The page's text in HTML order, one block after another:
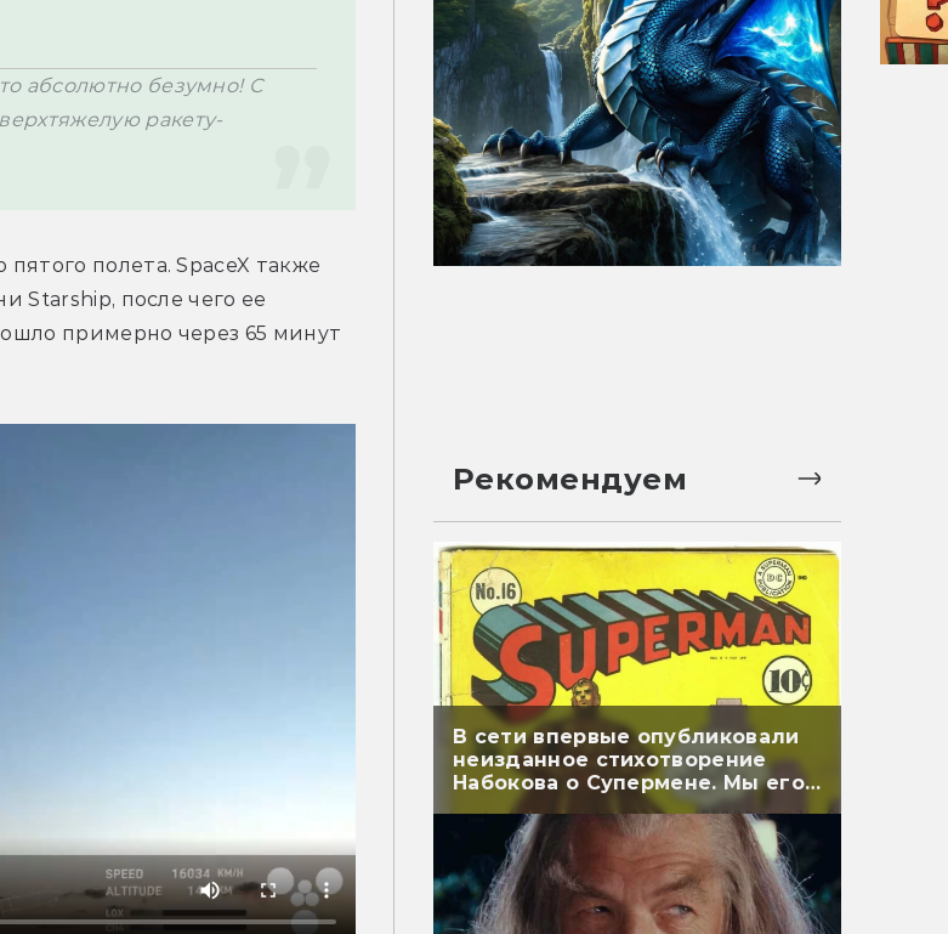
абсолютно безумно! С
ракету-
полета. SpaceX также
Starship, после чего ее
примерно через 65 минут
Рекомендуем
В сети впервые опубликовали
неизданное стихотворение
Набокова о Супермене. Мы его
перевели